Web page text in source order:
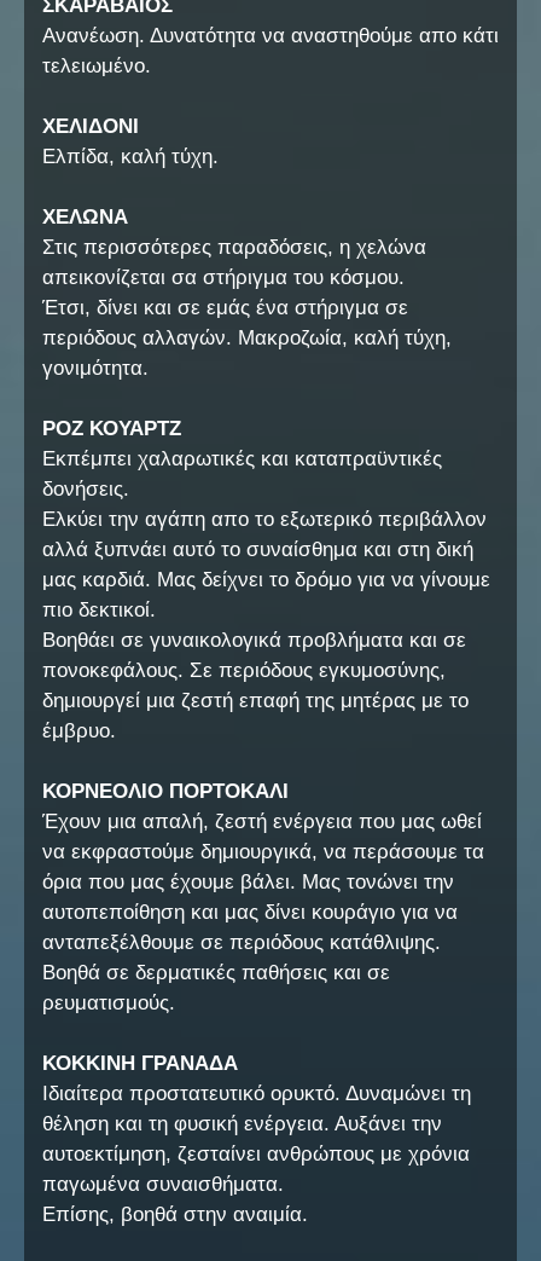
ΣΚΑΡΑΒΑΙΟΣ
Ανανέωση. Δυνατότητα να αναστηθούμε απο κάτι
τελειωμένο.
ΧΕΛΙΔΟΝΙ
Ελπίδα, καλή τύχη.
ΧΕΛΩΝΑ
Στις περισσότερες παραδόσεις, η χελώνα
απεικονίζεται σα στήριγμα του κόσμου.
Έτσι, δίνει και σε εμάς ένα στήριγμα σε
περιόδους αλλαγών. Μακροζωία, καλή τύχη,
γονιμότητα.
ΡΟΖ ΚΟΥΑΡΤΖ
Εκπέμπει χαλαρωτικές και καταπραϋντικές
δονήσεις.
Ελκύει την αγάπη απο το εξωτερικό περιβάλλον
αλλά ξυπνάει αυτό το συναίσθημα και στη δική
μας καρδιά. Μας δείχνει το δρόμο για να γίνουμε
πιο δεκτικοί.
Βοηθάει σε γυναικολογικά προβλήματα και σε
πονοκεφάλους. Σε περιόδους εγκυμοσύνης,
δημιουργεί μια ζεστή επαφή της μητέρας με το
έμβρυο.
ΚΟΡΝΕΟΛΙΟ ΠΟΡΤΟΚΑΛΙ
Έχουν μια απαλή, ζεστή ενέργεια που μας ωθεί
να εκφραστούμε δημιουργικά, να περάσουμε τα
όρια που μας έχουμε βάλει. Μας τονώνει την
αυτοπεποίθηση και μας δίνει κουράγιο για να
ανταπεξέλθουμε σε περιόδους κατάθλιψης.
Βοηθά σε δερματικές παθήσεις και σε
ρευματισμούς.
ΚΟΚΚΙΝΗ ΓΡΑΝΑΔΑ
Ιδιαίτερα προστατευτικό ορυκτό. Δυναμώνει τη
θέληση και τη φυσική ενέργεια. Αυξάνει την
αυτοεκτίμηση, ζεσταίνει ανθρώπους με χρόνια
παγωμένα συναισθήματα.
Επίσης, βοηθά στην αναιμία.